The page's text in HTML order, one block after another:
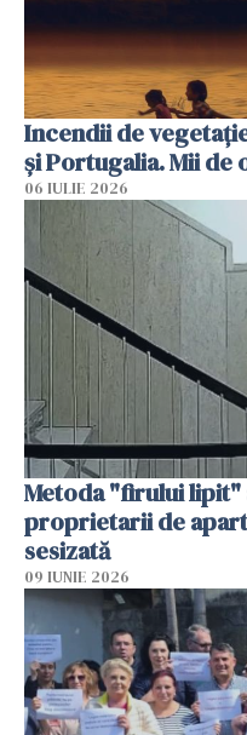
Incendii de
și Portugalia. Mii de
06 IULIE 2026
Metoda "firului lipit"
proprietarii de
sesizată
09 IUNIE 2026